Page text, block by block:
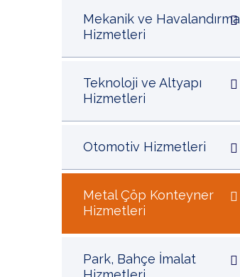
Mekanik ve Havalandırma
Hizmetleri
Teknoloji ve Altyapı
Hizmetleri
Otomotiv Hizmetleri
Metal Çöp Konteyner
Hizmetleri
Park, Bahçe İmalat